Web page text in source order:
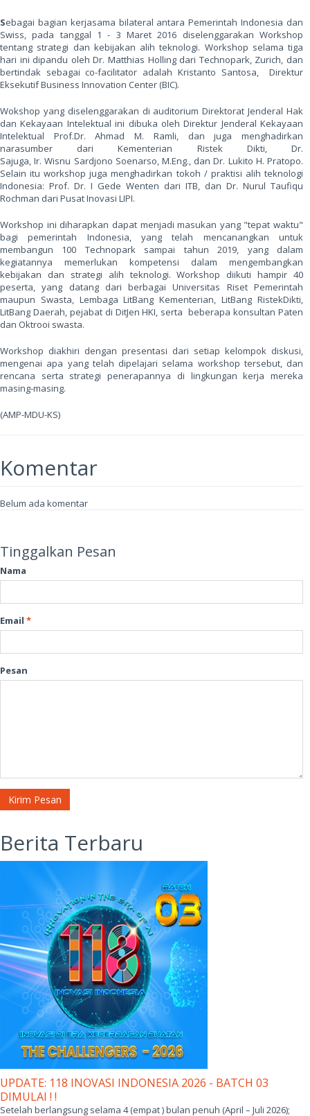
Sebagai bagian kerjasama bilateral antara Pemerintah Indonesia dan
Swiss, pada tanggal 1 - 3 Maret 2016 diselenggarakan Workshop
tentang strategi dan kebijakan alih teknologi. Workshop selama tiga
hari ini dipandu oleh Dr. Matthias Holling dari Technopark, Zurich, dan
bertindak sebagai co-facilitator adalah Kristanto Santosa, Direktur
Eksekutif Business Innovation Center (BIC).
Wokshop yang diselenggarakan di auditorium Direktorat Jenderal Hak
dan Kekayaan Intelektual ini dibuka oleh Direktur Jenderal Kekayaan
Intelektual Prof.Dr. Ahmad M. Ramli, dan juga menghadirkan
narasumber dari Kementerian Ristek Dikti, Dr.
Sajuga, Ir. Wisnu Sardjono Soenarso, M.Eng., dan Dr. Lukito H. Pratopo.
Selain itu workshop juga menghadirkan tokoh / praktisi alih teknologi
Indonesia: Prof. Dr. I Gede Wenten dari ITB, dan Dr. Nurul Taufiqu
Rochman dari Pusat Inovasi LIPI.
Workshop ini diharapkan dapat menjadi masukan yang "tepat waktu"
bagi pemerintah Indonesia, yang telah mencanangkan untuk
membangun 100 Technopark sampai tahun 2019, yang dalam
kegiatannya memerlukan kompetensi dalam mengembangkan
kebijakan dan strategi alih teknologi. Workshop diikuti hampir 40
peserta, yang datang dari berbagai Universitas Riset Pemerintah
maupun Swasta, Lembaga LitBang Kementerian, LitBang RistekDikti,
LitBang Daerah, pejabat di DitJen HKI, serta beberapa konsultan Paten
dan Oktrooi swasta.
Workshop diakhiri dengan presentasi dari setiap kelompok diskusi,
mengenai apa yang telah dipelajari selama workshop tersebut, dan
rencana serta strategi penerapannya di lingkungan kerja mereka
masing-masing.
(AMP-MDU-KS)
Komentar
Belum ada komentar
Tinggalkan Pesan
Nama
Email *
Pesan
Kirim Pesan
Berita Terbaru
UPDATE: 118 INOVASI INDONESIA 2026 - BATCH 03
DIMULAI ! !
Setelah berlangsung selama 4 (empat ) bulan penuh (April – Juli 2026);